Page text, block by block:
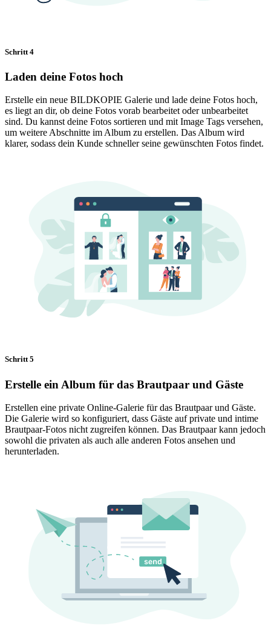
Schritt 4
Laden deine Fotos hoch
Erstelle ein neue BILDKOPIE Galerie und lade deine Fotos hoch,
es liegt an dir, ob deine Fotos vorab bearbeitet oder unbearbeitet
sind. Du kannst deine Fotos sortieren und mit Image Tags versehen,
um weitere Abschnitte im Album zu erstellen. Das Album wird
klarer, sodass dein Kunde schneller seine gewünschten Fotos findet.
Schritt 5
Erstelle ein Album für das Brautpaar und Gäste
Erstellen eine private Online-Galerie für das Brautpaar und Gäste.
Die Galerie wird so konfiguriert, dass Gäste auf private und intime
Brautpaar-Fotos nicht zugreifen können. Das Brautpaar kann jedoch
sowohl die privaten als auch alle anderen Fotos ansehen und
herunterladen.